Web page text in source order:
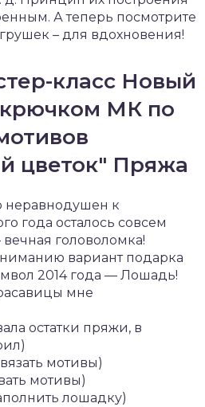
А теперь посмотрите
– для вдохновения!
класс Новый
крючком МК по
цветок" Пряжа
неравнодушен к
года осталось совсем
головоломка!
вариант подарка
2014 года — Лошадь!
мне
остатки пряжи, в
мотивы)
мотивы)
лошадку)